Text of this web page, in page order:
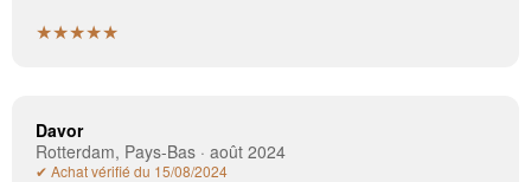
★★★★★
Davor
Rotterdam, Pays-Bas · août 2024
✔ Achat vérifié du 15/08/2024